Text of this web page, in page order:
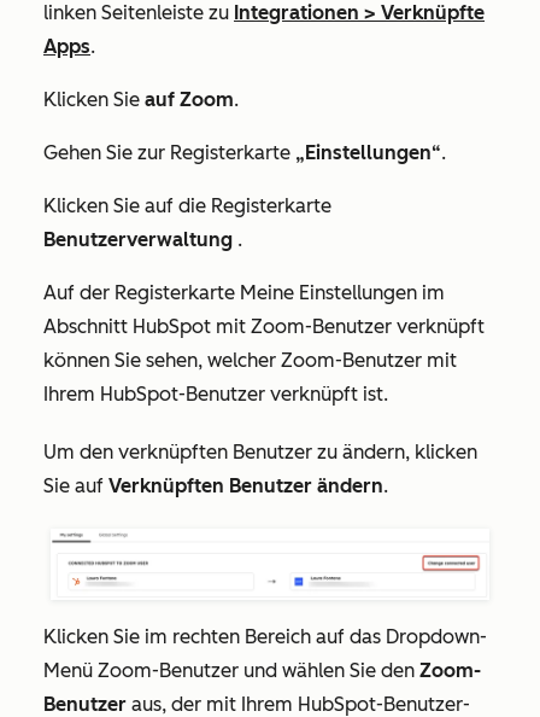
linken Seitenleiste zu Integrationen > Verknüpfte
Apps.
Klicken Sie auf Zoom.
Gehen Sie zur Registerkarte „Einstellungen“.
Klicken Sie auf die Registerkarte
Benutzerverwaltung .
Auf der Registerkarte Meine Einstellungen im
Abschnitt HubSpot mit Zoom-Benutzer verknüpft
können Sie sehen, welcher Zoom-Benutzer mit
Ihrem HubSpot-Benutzer verknüpft ist.
Um den verknüpften Benutzer zu ändern, klicken
Sie auf Verknüpften Benutzer ändern.
Klicken Sie im rechten Bereich auf das Dropdown-
Menü Zoom-Benutzer und wählen Sie den Zoom-
Benutzer aus, der mit Ihrem HubSpot-Benutzer-